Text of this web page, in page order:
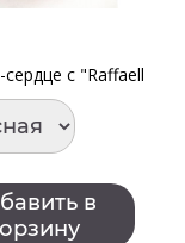
сердце с "Raffaello"
в